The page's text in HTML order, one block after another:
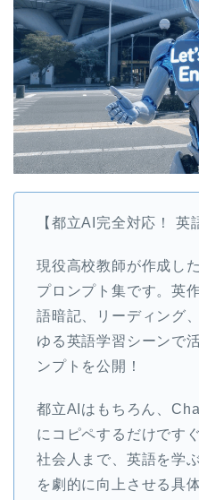
【都立AI完全対応！ 英
現役高校教師が作成し
プロンプト集です。英
語暗記、リーディング
ゆる英語学習シーンで
ンプトを公開！
都立AIはもちろん、
にコピペするだけです
社会人まで、英語を学
を劇的に向上させる具